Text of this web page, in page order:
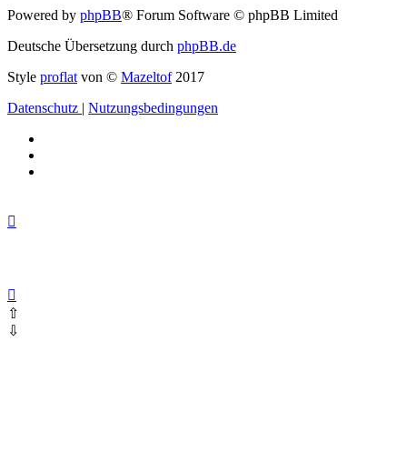
Powered by phpBB® Forum Software © phpBB Limited
Deutsche Übersetzung durch phpBB.de
Style proflat von © Mazeltof2017
Datenschutz | Nutzungsbedingungen
⇧
⇩